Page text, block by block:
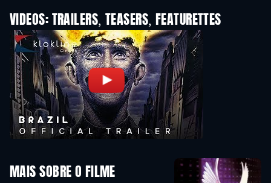
VIDEOS: TRAILERS, TEASERS, FEATURETTES
MAIS SOBRE O FILME